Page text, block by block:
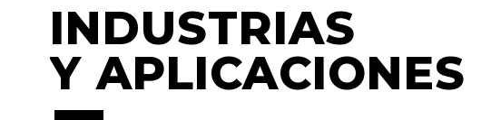
INDUSTRIAS
Y APLICACIONES